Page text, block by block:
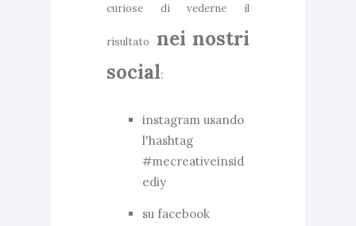
curiose di vederne il
risultato
nei nostri
social:
instagram usando
l'hashtag
#mecreativeinsid
ediy
su facebook